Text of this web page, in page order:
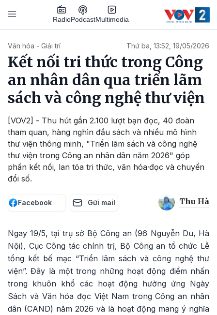
Nhảy đến nội dung
RadioPodcastMultimedia
Văn hóa - Giải trí Thứ ba, 13:52, 19/05/2026
Kết nối tri thức trong Công
an nhân dân qua triển lãm
sách và công nghệ thư viện
[VOV2] - Thu hút gần 2.100 lượt bạn đọc, 40 đoàn
tham quan, hàng nghìn đầu sách và nhiều mô hình
thư viện thông minh, "Triển lãm sách và công nghệ
thư viện trong Công an nhân dân năm 2026" góp
phần kết nối, lan tỏa tri thức, văn hóa·đọc và chuyển
đổi số.
Facebook Gửi mail Thu Hà
Ngay 19/5, tại trụ sở Bộ Công an (96 Nguyễn Du, Hà
Nội), Cục Công tác chính trị, Bộ Công an tổ chức Lễ
tổng kết bế mạc “Triển lãm sách và công nghệ thư
viện”. Đây là một trong những hoạt động điểm nhấn
trong khuôn khổ các hoạt động hưởng ứng Ngày
Sách và Văn hóa đọc Việt Nam trong Công an nhân
dân (CAND) năm 2026 và là hoạt động mang ý nghĩa